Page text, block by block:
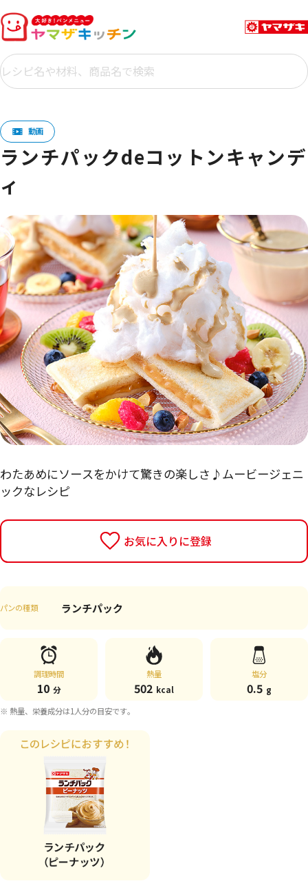
ランチパックdeコットンキャンデ
ィ
わたあめにソースをかけて驚きの楽しさ♪ムービージェニ
ックなレシピ
お気に入りに登録
パンの種類 ランチパック
調理時間
10 分
熱量
502 kcal
塩分
0.5 g
※ 熱量、栄養成分は1人分の目安です。